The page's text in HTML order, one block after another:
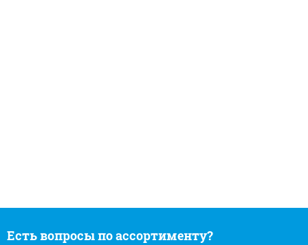
Есть вопросы по ассортименту?